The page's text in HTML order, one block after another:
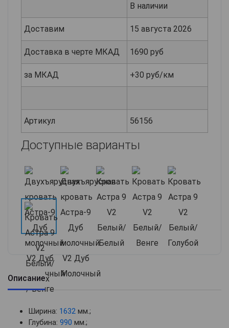
В наличии
Доставим 15 августа 2026
Доставка в черте МКАД 1690 руб
за МКАД +30 руб/км
Артикул 56156
Доступные варианты
Описание
Ширина: 1632 мм.;
Глубина: 990 мм.;